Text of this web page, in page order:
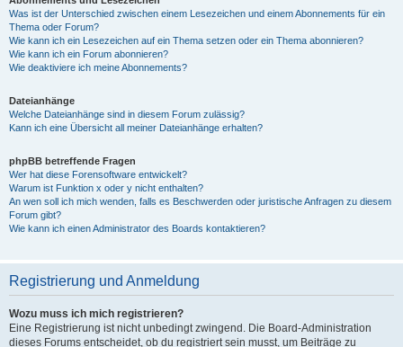
Was ist der Unterschied zwischen einem Lesezeichen und einem Abonnements für ein
Thema oder Forum?
Wie kann ich ein Lesezeichen auf ein Thema setzen oder ein Thema abonnieren?
Wie kann ich ein Forum abonnieren?
Wie deaktiviere ich meine Abonnements?
Dateianhänge
Welche Dateianhänge sind in diesem Forum zulässig?
Kann ich eine Übersicht all meiner Dateianhänge erhalten?
phpBB betreffende Fragen
Wer hat diese Forensoftware entwickelt?
Warum ist Funktion x oder y nicht enthalten?
An wen soll ich mich wenden, falls es Beschwerden oder juristische Anfragen zu diesem
Forum gibt?
Wie kann ich einen Administrator des Boards kontaktieren?
Registrierung und Anmeldung
Wozu muss ich mich registrieren?
Eine Registrierung ist nicht unbedingt zwingend. Die Board-Administration
dieses Forums entscheidet, ob du registriert sein musst, um Beiträge zu